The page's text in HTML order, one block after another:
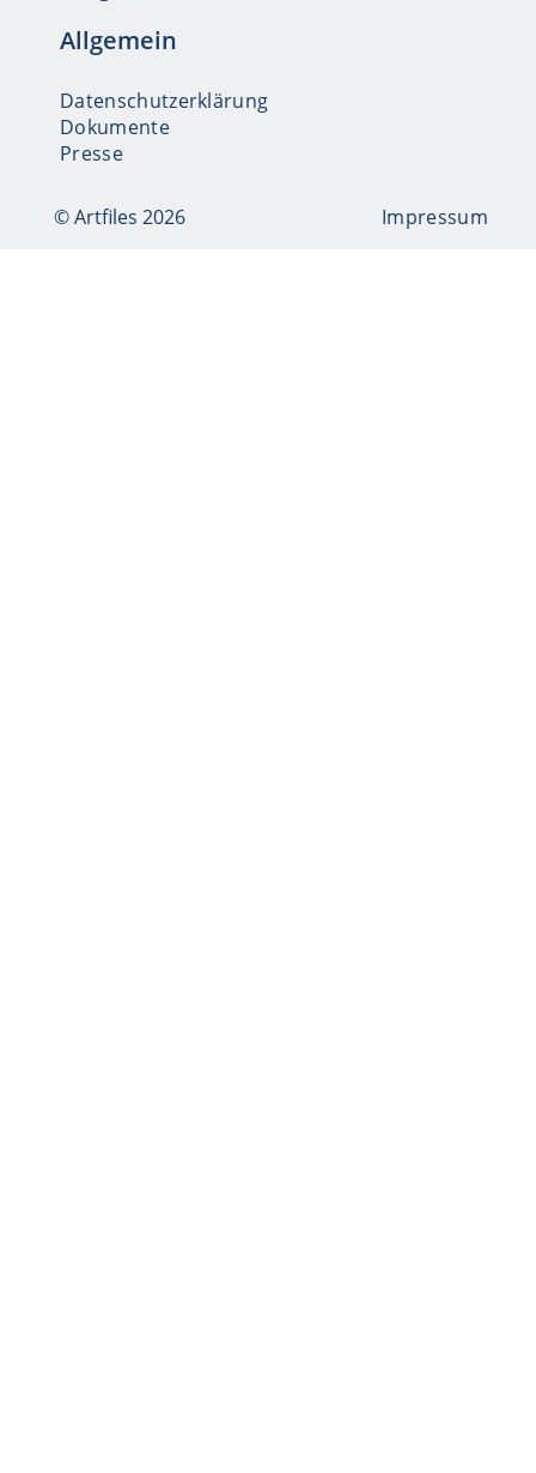
Allgemein
Datenschutzerklärung
Dokumente
Presse
© Artfiles 2026 Impressum